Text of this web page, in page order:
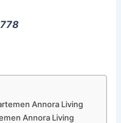
Annora Living
Annora Living